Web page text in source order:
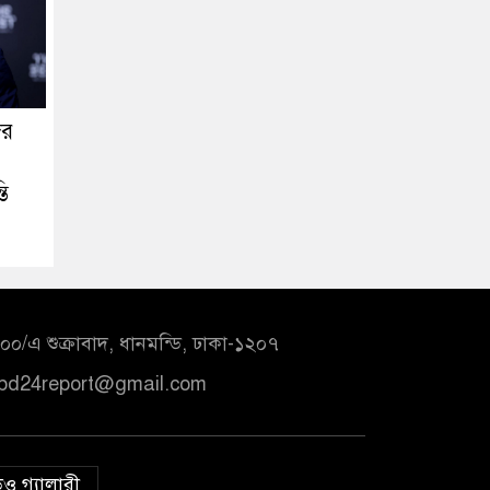
এ শুক্রাবাদ, ধানমন্ডি, ঢাকা-১২০৭
গ্যালারী